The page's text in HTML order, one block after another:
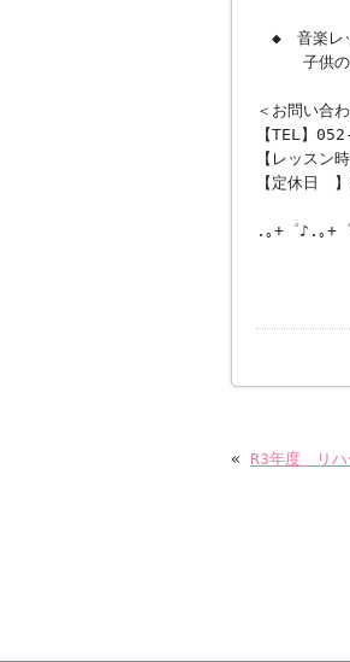
◆ 音楽レ
子供の習
＜お問い合
【TEL】
【レッス
【定休日
.｡+゜♪.｡+
« R3年度 リハ